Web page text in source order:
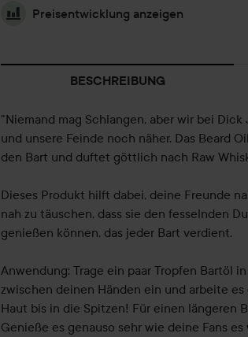
Preisentwicklung anzeigen
BESCHREIBUNG
"Niemand mag Schlangen, aber wir bei
und unsere Feinde noch näher. Das Beard
den Bart und duftet göttlich nach Raw
Dieses Produkt hilft dabei, deine Freunde
nah zu täuschen, dass sie den fesselnden
genießen können, das jeder Bart verdient.
Anwendung: Trage ein paar Tropfen Bartöl
zwischen deinen Händen ein und arbeite
Haut bis in die Spitzen! Für einen längeren
Genieße es genauso sehr wie deine Fans